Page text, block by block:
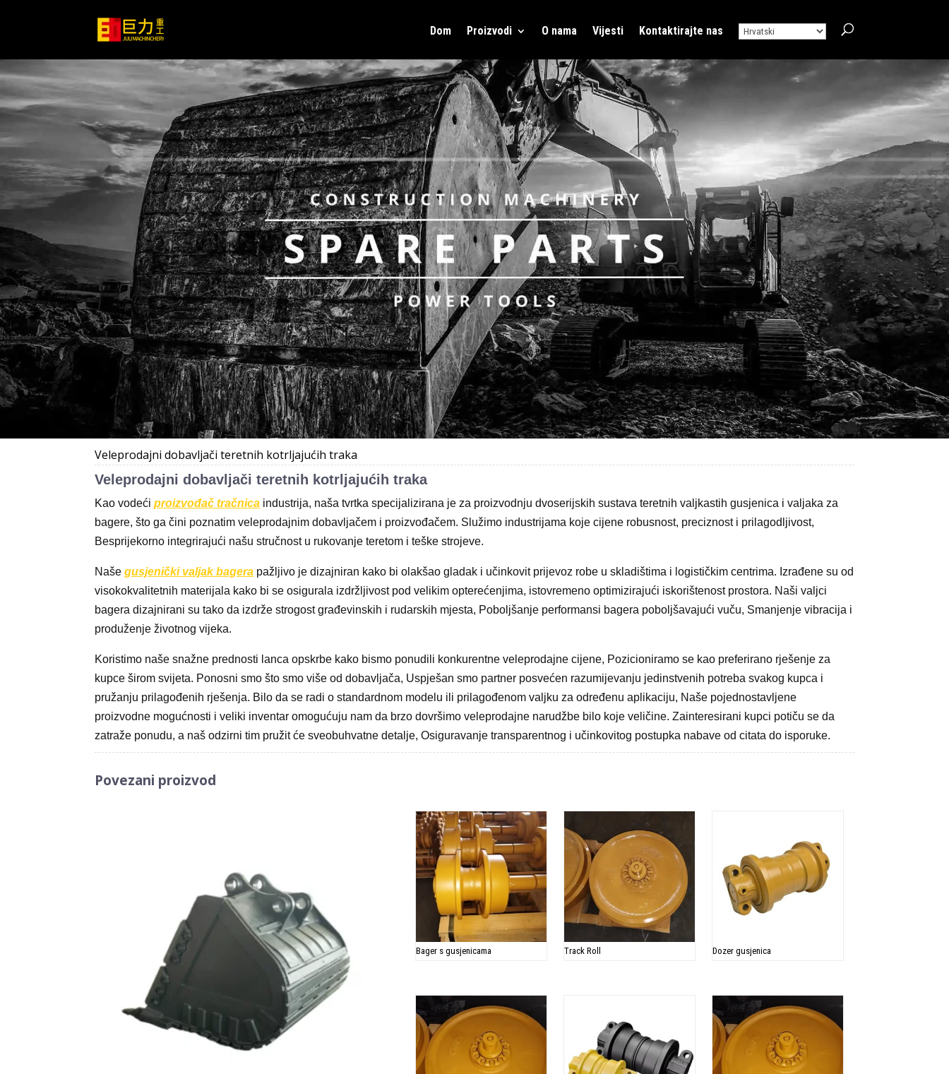
Dom Proizvodi O nama Vijesti Kontaktirajte nas
Veleprodajni dobavljači teretnih kotrljajućih traka
Veleprodajni dobavljači teretnih kotrljajućih traka
Kao vodećiproizvođač tračnica industrija, naša tvrtka specijalizirana je za proizvodnju dvoserijskih sustava teretnih valjkastih gusjenica i valjaka za
bagere, što ga čini poznatim veleprodajnim dobavljačem i proizvođačem. Služimo industrijama koje cijene robusnost, preciznost i prilagodljivost,
Besprijekorno integrirajući našu stručnost u rukovanje teretom i teške strojeve.
Našegusjenički valjak bagera pažljivo je dizajniran kako bi olakšao gladak i učinkovit prijevoz robe u skladištima i logističkim centrima. Izrađene su od
visokokvalitetnih materijala kako bi se osigurala izdržljivost pod velikim opterećenjima, istovremeno optimizirajući iskorištenost prostora. Naši valjci
bagera dizajnirani su tako da izdrže strogost građevinskih i rudarskih mjesta, Poboljšanje performansi bagera poboljšavajući vuču, Smanjenje vibracija i
produženje životnog vijeka.
Koristimo naše snažne prednosti lanca opskrbe kako bismo ponudili konkurentne veleprodajne cijene, Pozicioniramo se kao preferirano rješenje za
kupce širom svijeta. Ponosni smo što smo više od dobavljača, Uspješan smo partner posvećen razumijevanju jedinstvenih potreba svakog kupca i
pružanju prilagođenih rješenja. Bilo da se radi o standardnom modelu ili prilagođenom valjku za određenu aplikaciju, Naše pojednostavljene
proizvodne mogućnosti i veliki inventar omogućuju nam da brzo dovršimo veleprodajne narudžbe bilo koje veličine. Zainteresirani kupci potiču se da
zatraže ponudu, a naš odzirni tim pružit će sveobuhvatne detalje, Osiguravanje transparentnog i učinkovitog postupka nabave od citata do isporuke.
Povezani proizvod
Bager s gusjenicama Track Roll Dozer gusjenica